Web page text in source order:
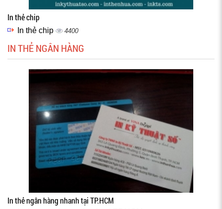
In thẻ chip
In thẻ chip 4400
IN THẺ NGÂN HÀNG
In thẻ ngân hàng nhanh tại TP.HCM